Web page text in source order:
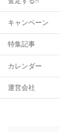
キャンペーン
特集記事
カレンダー
運営会社